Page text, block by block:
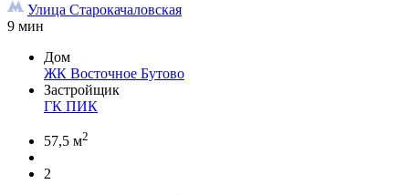
Улица Старокачаловская
9 мин
Дом
ЖК Восточное Бутово
Застройщик
ГК ПИК
57,5 м2
2